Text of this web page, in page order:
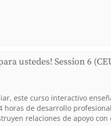
ustedes! Session 6
este curso interactivo
de desarrollo
relaciones de apoyo con